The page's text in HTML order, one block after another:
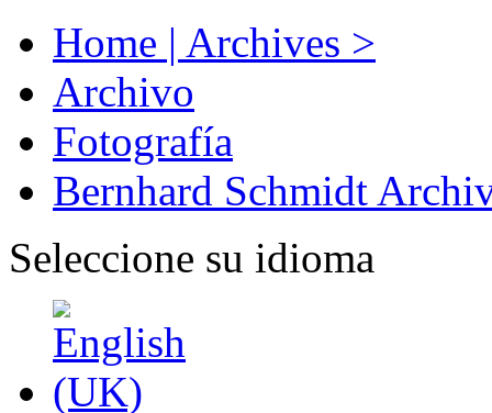
Home | Archives >
Archivo
Fotografía
Bernhard Schmidt
Seleccione su idioma